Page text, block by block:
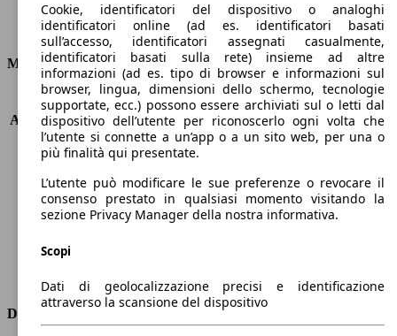
Consumi
Motore e Prestazioni
KW (PS)
85 kW (116 PS)
Accelerazione (0-100 km/h)
10.5s
Velocità massima (km/h)
195 km/h
Numero di marce
-
Coppia
185 nm
Cilindrata
1197 ccm
Carburante
Benzina
Trasmissione
Dimensioni
Cookie, identificatori del dispositivo o analoghi
identificatori online (ad es. identificatori basati
sull’accesso, identificatori assegnati casualmente,
identificatori basati sulla rete) insieme ad altre
informazioni (ad es. tipo di browser e informazioni sul
browser, lingua, dimensioni dello schermo, tecnologie
supportate, ecc.) possono essere archiviati sul o letti dal
dispositivo dell’utente per riconoscerlo ogni volta che
l’utente si connette a un’app o a un sito web, per una o
più finalità qui presentate.
L’utente può modificare le sue preferenze o revocare il
consenso prestato in qualsiasi momento visitando la
sezione Privacy Manager della nostra informativa.
Scopi
Dati di geolocalizzazione precisi e identificazione
attraverso la scansione del dispositivo